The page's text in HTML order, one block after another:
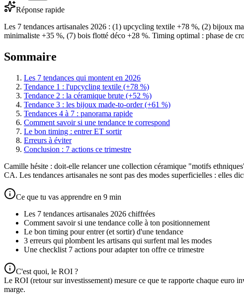
Réponse rapide
Les 7 tendances artisanales 2026 : (1) upcycling textile +78 %, (2) bijoux
minimaliste +35 %, (7) bois flotté déco +28 %. Timing optimal : phase de
Sommaire
Les 7 tendances qui montent en 2026
Tendance 1 : l'upcycling textile (+78 %)
Tendance 2 : la céramique brute (+52 %)
Tendance 3 : les bijoux made-to-order (+61 %)
Tendances 4 à 7 : panorama rapide
Comment savoir si une tendance te correspond
Le bon timing : entrer ET sortir
Erreurs à éviter
Conclusion : 7 actions ce trimestre
Camille hésite : doit-elle relancer une collection céramique "motifs
CA. Les tendances artisanales ne sont pas des modes superficielles : elles
Ce que tu vas apprendre en 9 min
Les 7 tendances artisanales 2026 chiffrées
Comment savoir si une tendance colle à ton positionnement
Le bon timing pour entrer (et sortir) d'une tendance
3 erreurs qui plombent les artisans qui surfent mal les modes
Une checklist 7 actions pour adapter ton offre ce trimestre
C'est quoi, le ROI ?
Le ROI (retour sur investissement) mesure ce que te rapporte chaque euro
marge.